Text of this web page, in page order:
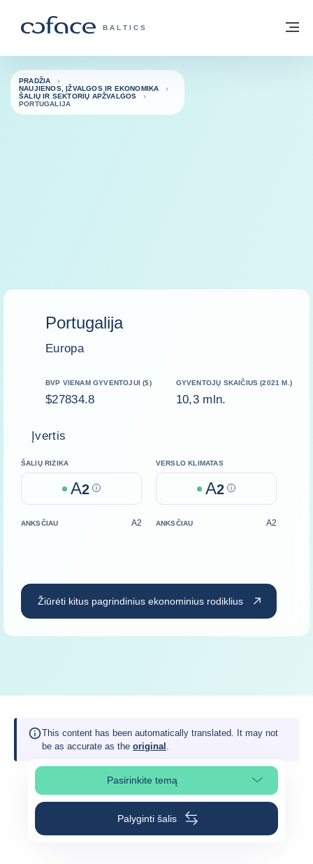
„COFACE“ FOR TRADE - GRUPĖS
BALTICS
Grįžti į pradžią
PRADŽIA
NAUJIENOS, ĮŽVALGOS IR EKONOMIKA
ŠALIŲ IR SEKTORIŲ APŽVALGOS
PORTUGALIJA
Portugalija
Europa
BVP VIENAM GYVENTOJUI ($)
$27834.8
GYVENTOJŲ SKAIČIUS (2021 M.)
10,3 mln.
Įvertis
ŠALIŲ RIZIKA
A2 Help
VERSLO KLIMATAS
A2 Help
ANKSČIAU A2 ANKSČIAU A2
Žiūrėti kitus pagrindinius ekonominius rodiklius
This content has been automatically translated. It may not
be as accurate as the original .
Pasirinkite temąPasirinkite puslapio skiltį
Palyginti šalis